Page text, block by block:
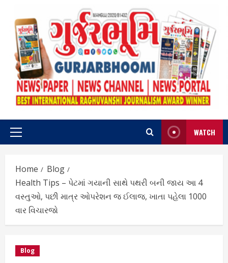
content
Primary
WATCH
Home
Blog
Health Tips – પેટમાં ગયાની સાથે પથરી બની જાય આ 4
વસ્તુઓ, પછી માત્ર ઓપરેશન જ ઈલાજ, ખાતા પહેલા 1000
વાર વિચારજો
Blog